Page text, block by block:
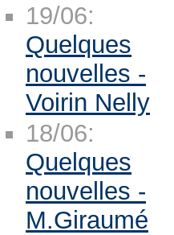
19/06:
Quelques
nouvelles -
Voirin Nelly
18/06:
Quelques
nouvelles -
M.Giraumé